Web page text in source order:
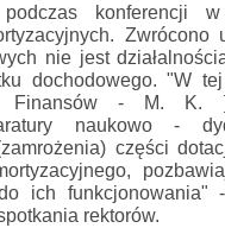
konferencji
Zwrócono
nie jest
dochodowego. "W
Finansów - M. K.
naukowo -
części
ich
rektorów.